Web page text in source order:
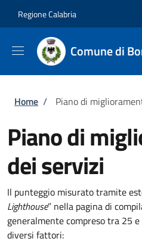
Regione Calabria
Comune di
Briciole di pane
Home / Piano di
Piano di
dei servizi
Il punteggio misurato tramite
Lighthouse” nella pagina di
generalmente compreso tra 25
diversi fattori: